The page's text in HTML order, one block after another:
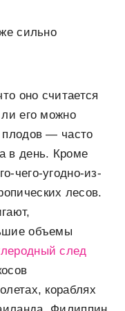
сильно
оно считается
его можно
плодов — часто
в день. Кроме
чего-угодно-из-
лесов.
объемы
след
кораблях